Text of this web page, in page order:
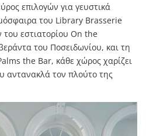
επιλογών για γευστικά
του Library Brasserie
εστιατορίου On the
του Ποσειδωνίου, και τη
the Bar, κάθε χώρος χαρίζει
αντανακλά τον πλούτο της